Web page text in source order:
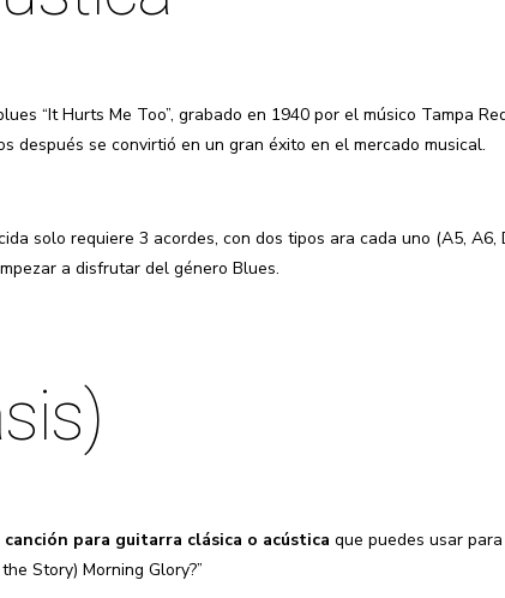
“It Hurts Me Too”, grabado en 1940 por el músico Tampa
después se convirtió en un gran éxito en el mercado musical.
solo requiere 3 acordes, con dos tipos ara cada uno (A5, A6,
a disfrutar del género Blues.
canción para guitarra clásica o acústica que puedes usar
Story) Morning Glory?”